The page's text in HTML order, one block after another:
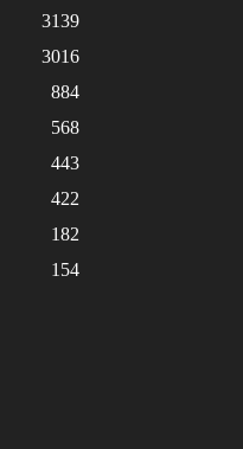
3139
3016
884
568
443
422
182
154